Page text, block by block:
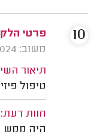
פרטי
משוב: 18/04/2024
תיאור
טיפול
חוות דעת:
היה ממש
10